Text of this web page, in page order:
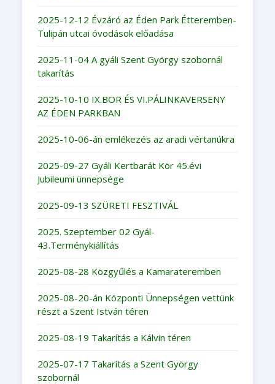
2025-12-12 Évzáró az Éden Park Étteremben-
Tulipán utcai óvodások előadása
2025-11-04 A gyáli Szent György szobornál
takarítás
2025-10-10 IX.BOR ÉS VI.PÁLINKAVERSENY
AZ ÉDEN PARKBAN
2025-10-06-án emlékezés az aradi vértanúkra
2025-09-27 Gyáli Kertbarát Kör 45.évi
Jubileumi ünnepsége
2025-09-13 SZÜRETI FESZTIVÁL
2025. Szeptember 02 Gyál-
43.Terménykiállítás
2025-08-28 Közgyűlés a Kamarateremben
2025-08-20-án Központi Ünnepségen vettünk
részt a Szent István téren
2025-08-19 Takarítás a Kálvin téren
2025-07-17 Takarítás a Szent György
szobornál